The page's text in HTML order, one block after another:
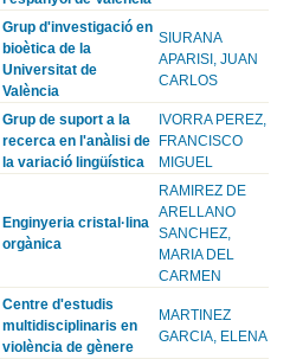
Grup d'investigació en
bioètica de la
Universitat de
València
SIURANA
APARISI, JUAN
CARLOS
Grup de suport a la
recerca en l'anàlisi de
la variació lingüística
IVORRA PEREZ,
FRANCISCO
MIGUEL
Enginyeria cristal·lina
orgànica
RAMIREZ DE
ARELLANO
SANCHEZ,
MARIA DEL
CARMEN
Centre d'estudis
multidisciplinaris en
violència de gènere
MARTINEZ
GARCIA, ELENA